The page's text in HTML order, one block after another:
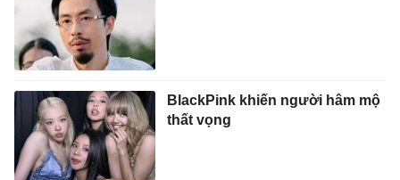
BlackPink khiến người hâm mộ
thất vọng